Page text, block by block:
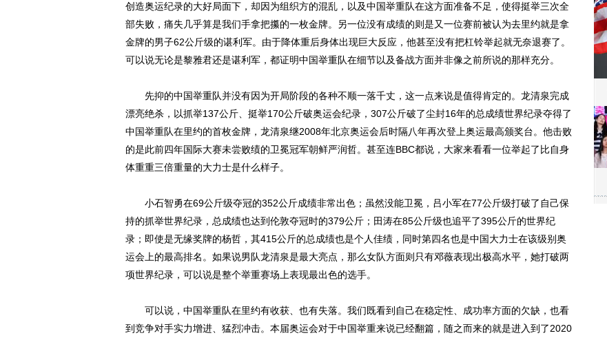
创造奥运纪录的大好局面下，却因为组织方的混乱，以及中国举重队在这方面准备不足，使得挺举三次全
部失败，痛失几乎算是我们手拿把攥的一枚金牌。另一位没有成绩的则是又一位赛前被认为去里约就是拿
金牌的男子62公斤级的谌利军。由于降体重后身体出现巨大反应，他甚至没有把杠铃举起就无奈退赛了。
可以说无论是黎雅君还是谌利军，都证明中国举重队在细节以及备战方面并非像之前所说的那样充分。
先抑的中国举重队并没有因为开局阶段的各种不顺一落千丈，这一点来说是值得肯定的。龙清泉完成
漂亮绝杀，以抓举137公斤、挺举170公斤破奥运会纪录，307公斤破了尘封16年的总成绩世界纪录夺得了
中国举重队在里约的首枚金牌，龙清泉继2008年北京奥运会后时隔八年再次登上奥运最高颁奖台。他击败
的是此前四年国际大赛未尝败绩的卫冕冠军朝鲜严润哲。甚至连BBC都说，大家来看看一位举起了比自身
体重重三倍重量的大力士是什么样子。
小石智勇在69公斤级夺冠的352公斤成绩非常出色；虽然没能卫冕，吕小军在77公斤级打破了自己保
持的抓举世界纪录，总成绩也达到伦敦夺冠时的379公斤；田涛在85公斤级也追平了395公斤的世界纪
录；即使是无缘奖牌的杨哲，其415公斤的总成绩也是个人佳绩，同时第四名也是中国大力士在该级别奥
运会上的最高排名。如果说男队龙清泉是最大亮点，那么女队方面则只有邓薇表现出极高水平，她打破两
项世界纪录，可以说是整个举重赛场上表现最出色的选手。
可以说，中国举重队在里约有收获、也有失落。我们既看到自己在稳定性、成功率方面的欠缺，也看
到竞争对手实力增进、猛烈冲击。本届奥运会对于中国举重来说已经翻篇，随之而来的就是进入到了2020